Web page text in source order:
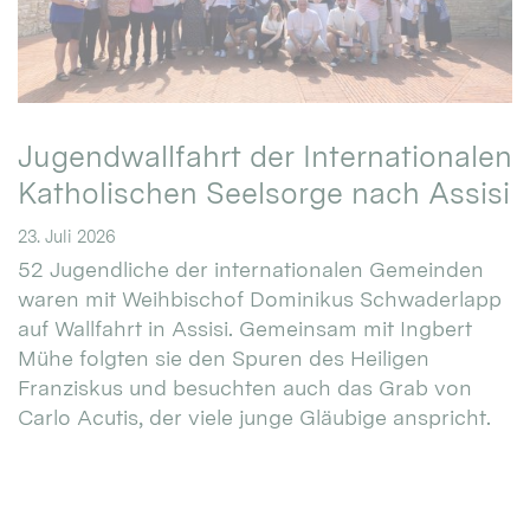
Jugendwallfahrt der Internationalen
Katholischen Seelsorge nach Assisi
23. Juli 2026
52 Jugendliche der internationalen Gemeinden
waren mit Weihbischof Dominikus Schwaderlapp
auf Wallfahrt in Assisi. Gemeinsam mit Ingbert
Mühe folgten sie den Spuren des Heiligen
Franziskus und besuchten auch das Grab von
Carlo Acutis, der viele junge Gläubige anspricht.